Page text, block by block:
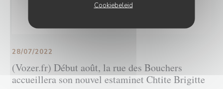
Cookiebeleid
(Vozer.fr) Début août, la rue des Bouchers
accueillera son nouvel estaminet Chtite Brigitte
28/07/2022